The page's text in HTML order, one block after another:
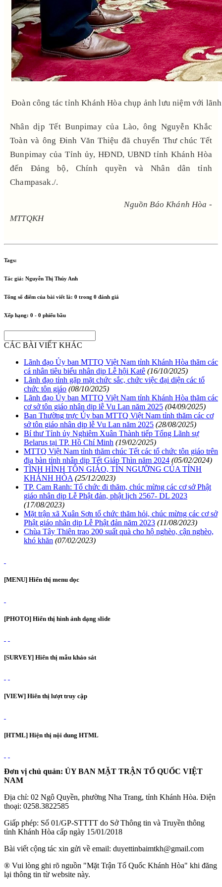
Đoàn công tác tỉnh Khánh Hòa chụp ảnh lưu niệm với
Nhân dịp Tết Bunpimay của Lào, ông Nguyễn Khắc
Toàn và ông Đinh Văn Thiệu đã chuyển Thư chúc Tết
Bunpimay của Tỉnh ủy, HĐND, UBND tỉnh Khánh Hòa
đến Đảng bộ, Chính quyền và Nhân dân tỉnh
Champasak./.
Nguồn Báo Khánh Hòa -
MTTQKH
Tags:
Tác giả: Nguyễn Thị Thúy Anh
Tổng số điểm của bài viết là: 0 trong 0 đánh giá
Xếp hạng: 0 - 0 phiếu bầu
CÁC BÀI VIẾT KHÁC
Lãnh đạo Ủy ban MTTQ Việt Nam tỉnh Khánh Hòa thăm các
cá nhân tiêu biểu nhân dịp Lễ hội Katê (16/10/2025)
Lãnh đạo tỉnh gặp mặt chức sắc, chức việc đại diện các tổ
chức tôn giáo (08/10/2025)
Lãnh đạo Ủy ban MTTQ Việt Nam tỉnh Khánh Hòa thăm các
cơ sở tôn giáo nhân dịp lễ Vu Lan năm 2025 (04/09/2025)
Ban Thường trực Ủy ban MTTQ Việt Nam tỉnh thăm các cơ
sở tôn giáo nhân dịp lễ Vu Lan năm 2025 (28/08/2025)
Bí thư Tỉnh ủy Nghiêm Xuân Thành tiếp Tổng Lãnh sự
Belarus tại TP. Hồ Chí Minh (19/02/2025)
MTTQ Việt Nam tỉnh thăm chúc Tết các tổ chức tôn giáo trên
địa bàn tỉnh nhân dịp Tết Giáp Thìn năm 2024 (05/02/2024)
TÌNH HÌNH TÔN GIÁO, TÍN NGƯỠNG CỦA TỈNH
KHÁNH HÒA (25/12/2023)
TP. Cam Ranh: Tổ chức đi thăm, chúc mừng các cơ sở Phật
giáo nhân dịp Lễ Phật đản, phật lịch 2567- DL 2023
(17/08/2023)
Mặt trận xã Xuân Sơn tổ chức thăm hỏi, chúc mừng các cơ sở
Phật giáo nhân dịp Lễ Phật đản năm 2023 (11/08/2023)
Chùa Tây Thiên trao 200 suất quà cho hộ nghèo, cận nghèo,
khó khăn (07/02/2023)
[MENU] Hiển thị menu dọc
[PHOTO] Hiển thị hình ảnh dạng slide
[SURVEY] Hiển thị mẫu khảo sát
[VIEW] Hiển thị lượt truy cập
[HTML] Hiện thị nội dung HTML
Đơn vị chủ quản: ỦY BAN MẶT TRẬN TỔ QUỐC VIỆT
NAM
Địa chỉ: 02 Ngô Quyền, phường Nha Trang, tỉnh Khánh Hòa. Điện
thoại: 0258.3822585
Giấp phép: Số 01/GP-STTTT do Sở Thông tin và Truyền thông
tỉnh Khánh Hòa cấp ngày 15/01/2018
Bài viết cộng tác xin gửi về email: duyettinbaimtkh@gmail.com
® Vui lòng ghi rõ nguồn "Mặt Trận Tổ Quốc Khánh Hòa" khi đăng
lại thông tin từ website này.